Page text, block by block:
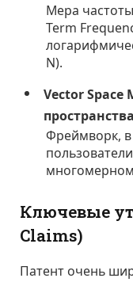
Мера
Term
N).
Vector Space
Фреймворк,
Ключевые
Claims)
Патент очень